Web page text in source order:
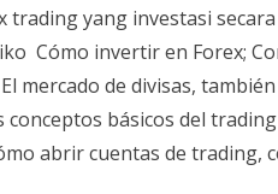
yang investasi
Cómo invertir en Forex;
mercado de divisas,
básicos del
abrir cuentas de trading,